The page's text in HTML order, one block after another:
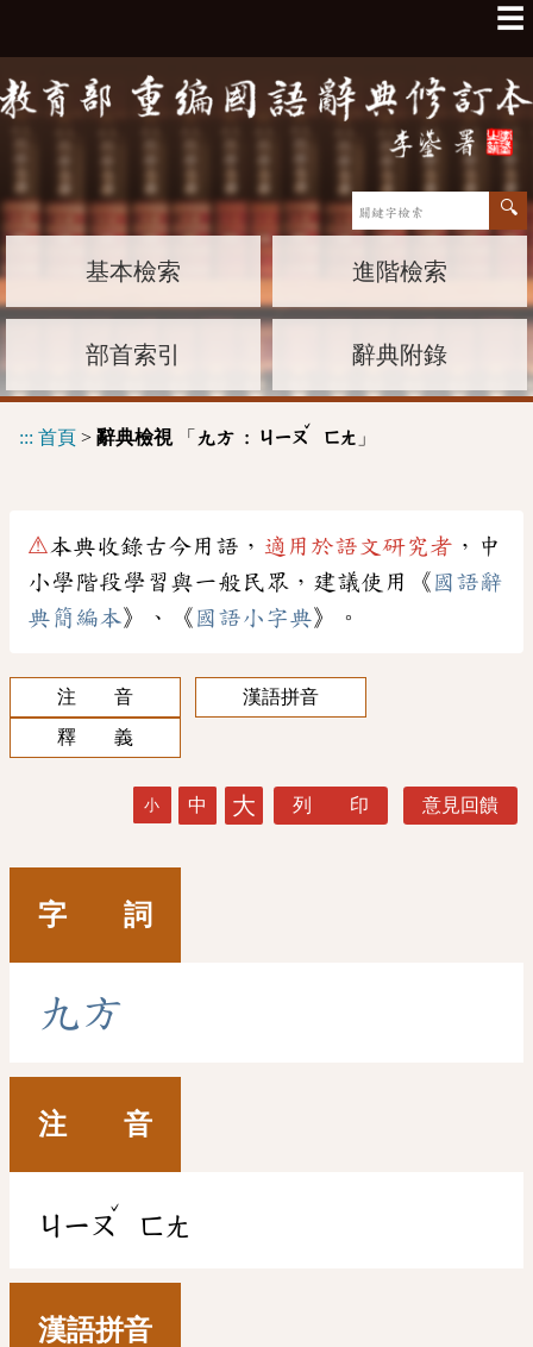
☰
基本檢索 進階檢索
部首索引 辭典附錄
::: 首頁 > 辭典檢視「 九方 : ㄐㄧㄡ
ˇ
ㄈㄤ 」
⚠本典收錄古今用語， 適用於語文研究者 ，中
小學階段學習與一般民眾，建議使用《 國語辭
典簡編本》、《 國語小字典》。
注 音
漢語拼音
釋 義
小 中 大 列 印 意見回饋
字 詞
九方
注 音
ㄐㄧㄡ
ˇ
ㄈㄤ
漢語拼音